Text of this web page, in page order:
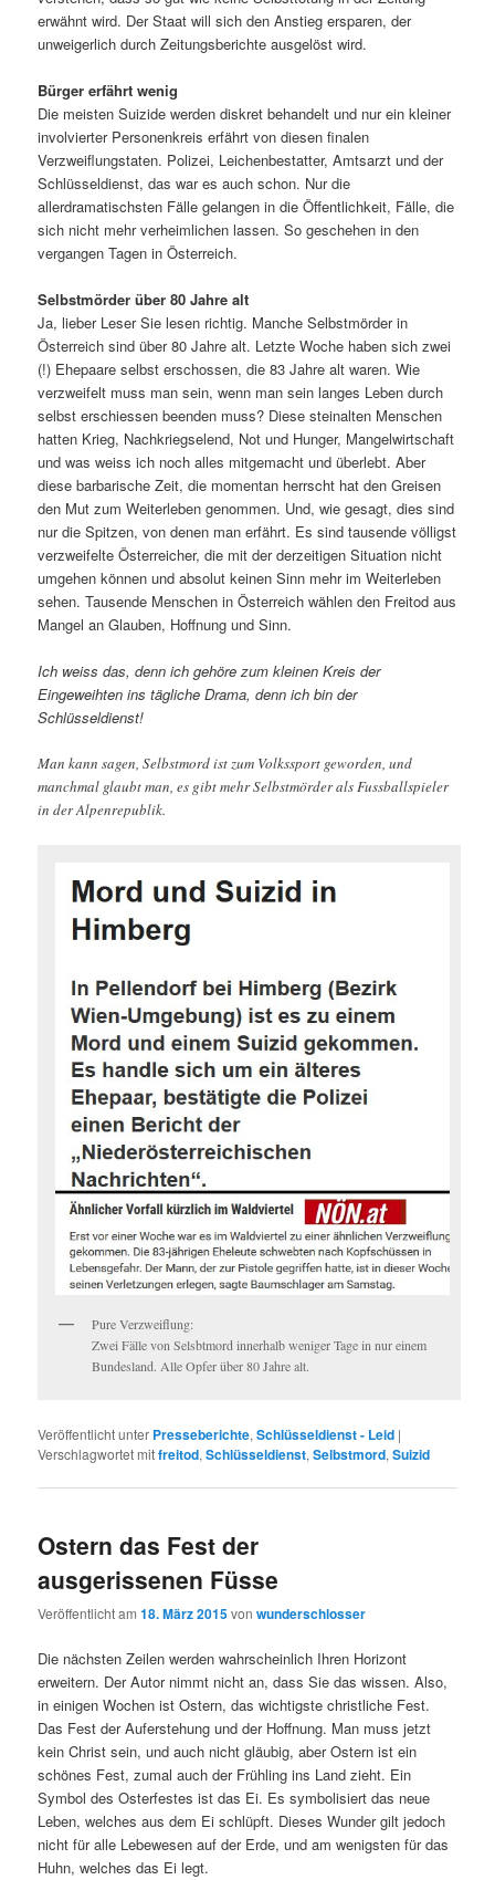
erwähnt wird. Der Staat will sich den Anstieg ersparen, der
unweigerlich durch Zeitungsberichte ausgelöst wird.
Bürger erfährt wenig
Die meisten Suizide werden diskret behandelt und nur ein kleiner
involvierter Personenkreis erfährt von diesen finalen
Verzweiflungstaten. Polizei, Leichenbestatter, Amtsarzt und der
Schlüsseldienst, das war es auch schon. Nur die
allerdramatischsten Fälle gelangen in die Öffentlichkeit, Fälle, die
sich nicht mehr verheimlichen lassen. So geschehen in den
vergangen Tagen in Österreich.
Selbstmörder über 80 Jahre alt
Ja, lieber Leser Sie lesen richtig. Manche Selbstmörder in
Österreich sind über 80 Jahre alt. Letzte Woche haben sich zwei
(!) Ehepaare selbst erschossen, die 83 Jahre alt waren. Wie
verzweifelt muss man sein, wenn man sein langes Leben durch
selbst erschiessen beenden muss? Diese steinalten Menschen
hatten Krieg, Nachkriegselend, Not und Hunger, Mangelwirtschaft
und was weiss ich noch alles mitgemacht und überlebt. Aber
diese barbarische Zeit, die momentan herrscht hat den Greisen
den Mut zum Weiterleben genommen. Und, wie gesagt, dies sind
nur die Spitzen, von denen man erfährt. Es sind tausende völligst
verzweifelte Österreicher, die mit der derzeitigen Situation nicht
umgehen können und absolut keinen Sinn mehr im Weiterleben
sehen. Tausende Menschen in Österreich wählen den Freitod aus
Mangel an Glauben, Hoffnung und Sinn.
Ich weiss das, denn ich gehöre zum kleinen Kreis der
Eingeweihten ins tägliche Drama, denn ich bin der
Schlüsseldienst!
Man kann sagen, Selbstmord ist zum Volkssport geworden, und
manchmal glaubt man, es gibt mehr Selbstmörder als Fussballspieler
in der Alpenrepublik.
Pure Verzweiflung:
Zwei Fälle von Selsbtmord innerhalb weniger Tage in nur einem
Bundesland. Alle Opfer über 80 Jahre alt.
Veröffentlicht unter Presseberichte,Schlüsseldienst - Leid |
Verschlagwortet mitfreitod,Schlüsseldienst,Selbstmord,Suizid
Ostern das Fest der
ausgerissenen Füsse
Veröffentlicht am18. März 2015vonwunderschlosser
Die nächsten Zeilen werden wahrscheinlich Ihren Horizont
erweitern. Der Autor nimmt nicht an, dass Sie das wissen. Also,
in einigen Wochen ist Ostern, das wichtigste christliche Fest.
Das Fest der Auferstehung und der Hoffnung. Man muss jetzt
kein Christ sein, und auch nicht gläubig, aber Ostern ist ein
schönes Fest, zumal auch der Frühling ins Land zieht. Ein
Symbol des Osterfestes ist das Ei. Es symbolisiert das neue
Leben, welches aus dem Ei schlüpft. Dieses Wunder gilt jedoch
nicht für alle Lebewesen auf der Erde, und am wenigsten für das
Huhn, welches das Ei legt.